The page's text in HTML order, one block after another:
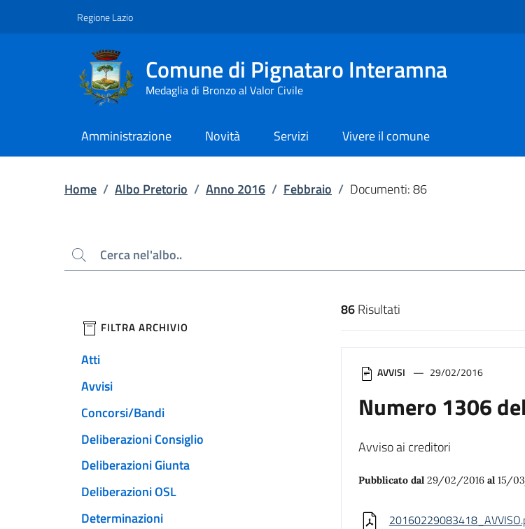
Regione Lazio
Comune di Pignataro Interamna
Medaglia di Bronzo al Valor Civile
Amministrazione Novità Servizi Vivere il comune
Home / Albo Pretorio / Anno 2016 / Febbraio / Documenti: 86
Cerca
filtri da applicare
FILTRA ARCHIVIO
Atti
Avvisi
Concorsi/Bandi
Deliberazioni Consiglio
Deliberazioni Giunta
Deliberazioni OSL
Determinazioni
Risultati di
86Risultati
AVVISI 29/02/2016
Numero 1306 del
Avviso ai creditori
Pubblicato dal 29/02/2016 al15/